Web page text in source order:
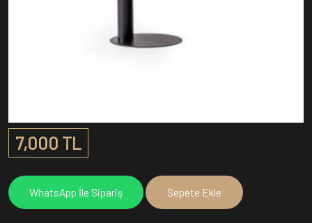
7,000 TL
WhatsApp İle Sipariş Sepete Ekle